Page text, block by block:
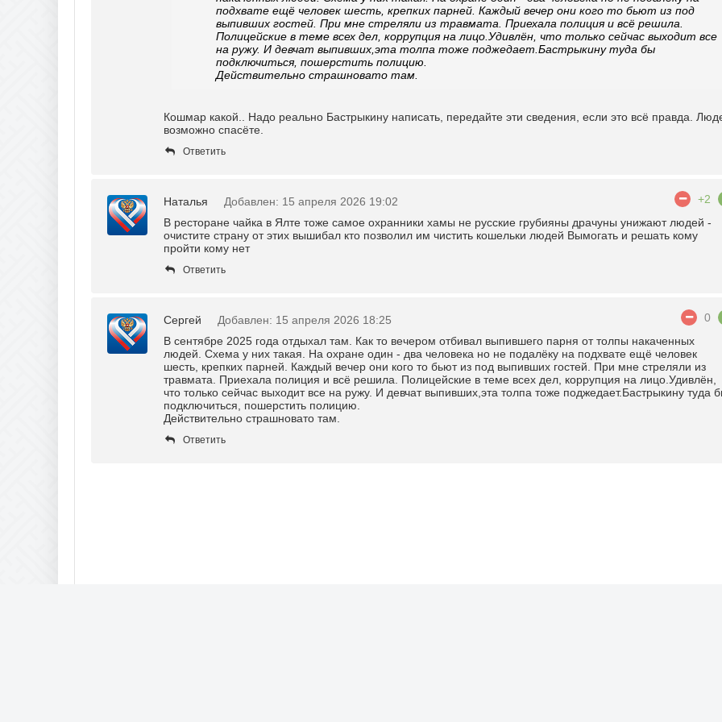
подхвате ещё человек шесть, крепких парней. Каждый вечер они кого то бьют из под
выпивших гостей. При мне стреляли из травмата. Приехала полиция и всё решила.
Полицейские в теме всех дел, коррупция на лицо.Удивлён, что только сейчас выходит все
на ружу. И девчат выпивших,эта толпа тоже поджедает.Бастрыкину туда бы
подключиться, пошерстить полицию.
Действительно страшновато там.
Кошмар какой.. Надо реально Бастрыкину написать, передайте эти сведения, если это всë правда.
возможно спасëте.
Ответить
Наталья Добавлен: 15 апреля 2026 19:02
+2
В ресторане чайка в Ялте тоже самое охранники хамы не русские грубияны драчуны унижают людей -
очистите страну от этих вышибал кто позволил им чистить кошельки людей Вымогать и решать кому
пройти кому нет
Ответить
Сергей Добавлен: 15 апреля 2026 18:25
0
В сентябре 2025 года отдыхал там. Как то вечером отбивал выпившего парня от толпы накаченных
людей. Схема у них такая. На охране один - два человека но не подалёку на подхвате ещё человек
шесть, крепких парней. Каждый вечер они кого то бьют из под выпивших гостей. При мне стреляли из
травмата. Приехала полиция и всё решила. Полицейские в теме всех дел, коррупция на лицо.Удивлён,
что только сейчас выходит все на ружу. И девчат выпивших,эта толпа тоже поджедает.Бастрыкину туда
подключиться, пошерстить полицию.
Действительно страшновато там.
Ответить